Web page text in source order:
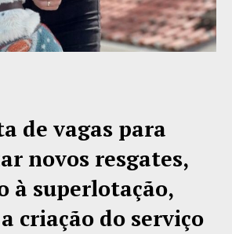
de vagas para
novos resgates,
à superlotação,
criação do serviço